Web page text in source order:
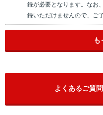
録が必要となります。なお
録いただけませんので、ご
も
よくあるご質